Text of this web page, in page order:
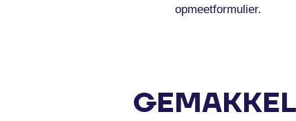
opmeetformulier.